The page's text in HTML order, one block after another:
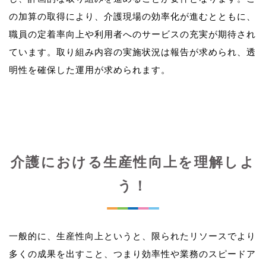
の加算の取得により、介護現場の効率化が進むとともに、
職員の定着率向上や利用者へのサービスの充実が期待され
ています。取り組み内容の実施状況は報告が求められ、透
介護における生産性向上を理解しよ
う！
一般的に、生産性向上というと、限られたリソースでより
多くの成果を出すこと、つまり効率性や業務のスピードア